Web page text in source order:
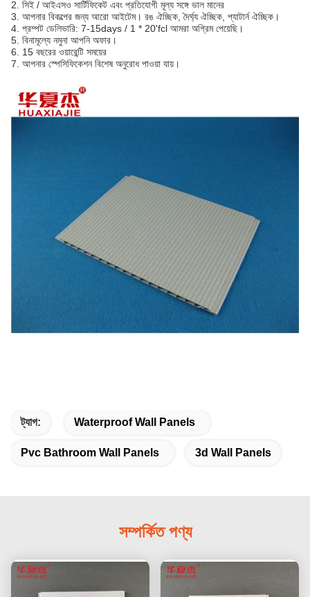
2. সিই / আইএসও সার্টিফিকেট এবং প্রতিযোগী মূল্য সঙ্গে ভাল মানের
3. আপনার বিকল্পের জন্য আরো আইটেম। রঙ ঐচ্ছিক, দৈর্ঘ্য ঐচ্ছিক, প্যাটার্ন ঐচ্ছিক।
4. প্রম্পট ডেলিভারি: 7-15days / 1 * 20'fcl আমরা অগ্রিম পেয়েছি।
5. বিনামূল্যে নমুনা আপনি অফার।
6. 15 বছরের ওয়ারেন্টি সময়ের
7. আপনার স্পেসিফিকেশন বিশেষ অনুরোধ পাওয়া যায়।
ট্যাগ: Waterproof Wall Panels
Pvc Bathroom Wall Panels 3d Wall Panels
সম্পর্কিত পণ্য